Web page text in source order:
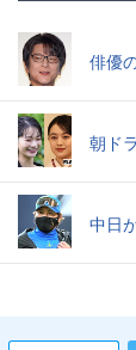
俳優
朝ド
中日